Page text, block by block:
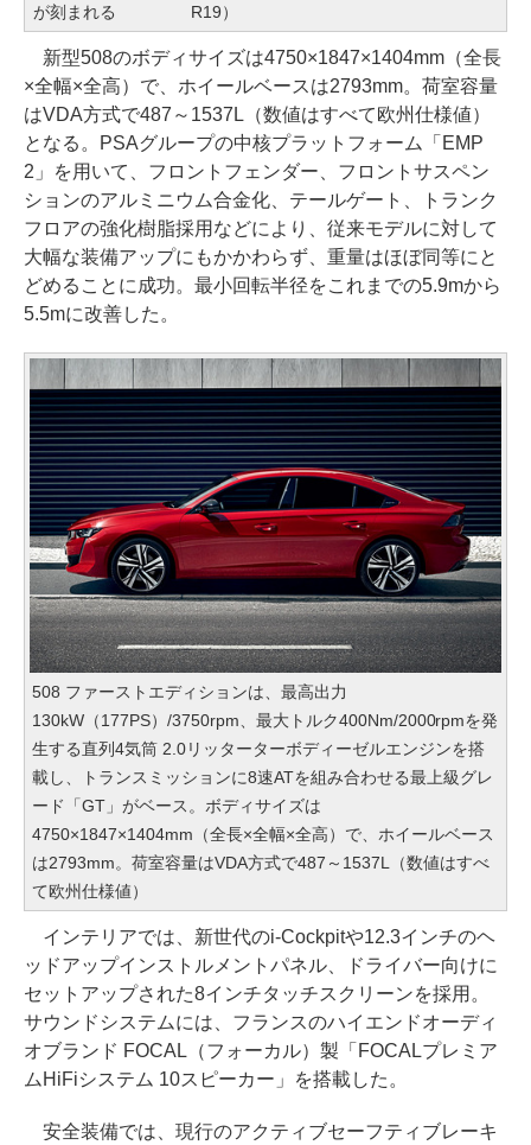
が刻まれる
R19）
新型508のボディサイズは4750×1847×1404mm（全長
×全幅×全高）で、ホイールベースは2793mm。荷室容量
はVDA方式で487～1537L（数値はすべて欧州仕様値）
となる。PSAグループの中核プラットフォーム「EMP
2」を用いて、フロントフェンダー、フロントサスペン
ションのアルミニウム合金化、テールゲート、トランク
フロアの強化樹脂採用などにより、従来モデルに対して
大幅な装備アップにもかかわらず、重量はほぼ同等にと
どめることに成功。最小回転半径をこれまでの5.9mから
5.5mに改善した。
508 ファーストエディションは、最高出力
130kW（177PS）/3750rpm、最大トルク400Nm/2000rpmを発
生する直列4気筒 2.0リッターターボディーゼルエンジンを搭
載し、トランスミッションに8速ATを組み合わせる最上級グレ
ード「GT」がベース。ボディサイズは
4750×1847×1404mm（全長×全幅×全高）で、ホイールベース
は2793mm。荷室容量はVDA方式で487～1537L（数値はすべ
て欧州仕様値）
インテリアでは、新世代のi-Cockpitや12.3インチのヘ
ッドアップインストルメントパネル、ドライバー向けに
セットアップされた8インチタッチスクリーンを採用。
サウンドシステムには、フランスのハイエンドオーディ
オブランド FOCAL（フォーカル）製「FOCALプレミア
ムHiFiシステム 10スピーカー」を搭載した。
安全装備では、現行のアクティブセーフティブレーキ